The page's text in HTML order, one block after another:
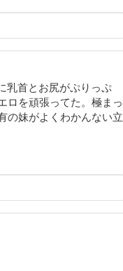
乳首とお尻がぷりっぷ
ロを頑張ってた。極まっ
の妹がよくわかんない立